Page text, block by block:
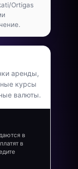
Ortigas
аренды,
курсы
валюты.
в
в